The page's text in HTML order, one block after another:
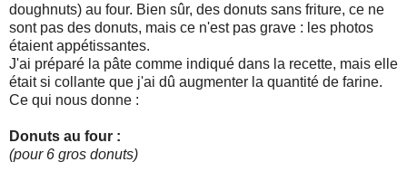
doughnuts) au four. Bien sûr, des donuts sans friture, ce ne
sont pas des donuts, mais ce n'est pas grave : les photos
étaient appétissantes.
J'ai préparé la pâte comme indiqué dans la recette, mais elle
était si collante que j'ai dû augmenter la quantité de farine.
Ce qui nous donne :
Donuts au four :
(pour 6 gros donuts)